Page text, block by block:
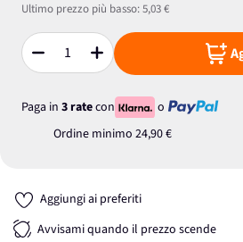
Ultimo prezzo più basso:5,03 €
Quantità
Paga in 3 ratecon
o
Ordine minimo 24,90 €
Aggiungi ai preferiti
Avvisami quando il prezzo scende